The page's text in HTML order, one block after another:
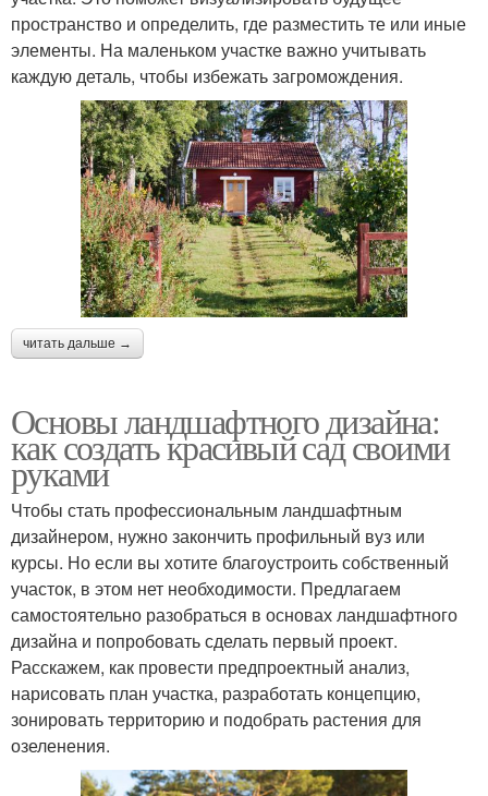
пространство и определить, где разместить те или иные
элементы. На маленьком участке важно учитывать
каждую деталь, чтобы избежать загромождения.
читать дальше →
Основы ландшафтного дизайна:
как создать красивый сад своими
руками
Чтобы стать профессиональным ландшафтным
дизайнером, нужно закончить профильный вуз или
курсы. Но если вы хотите благоустроить собственный
участок, в этом нет необходимости. Предлагаем
самостоятельно разобраться в основах ландшафтного
дизайна и попробовать сделать первый проект.
Расскажем, как провести предпроектный анализ,
нарисовать план участка, разработать концепцию,
зонировать территорию и подобрать растения для
озеленения.